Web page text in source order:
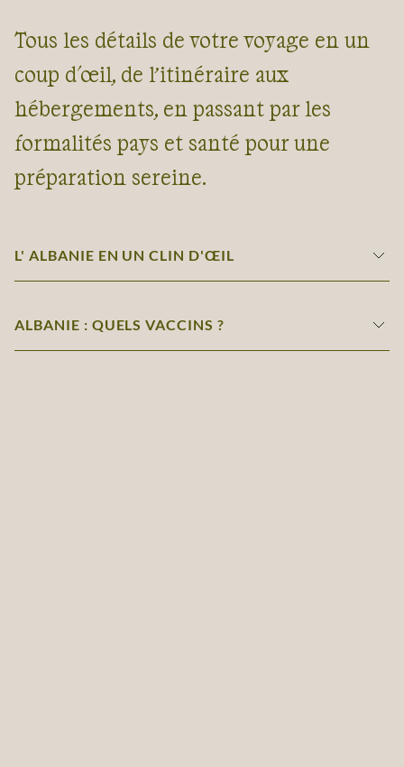
Tous les détails de votre voyage en un
coup d'œil, de l’itinéraire aux
hébergements, en passant par les
formalités pays et santé pour une
préparation sereine.
L' ALBANIE EN UN CLIN D'ŒIL
ALBANIE : QUELS VACCINS ?